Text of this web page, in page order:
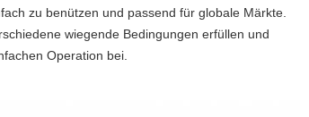
zu benützen und passend für globale Märkte.
wiegende Bedingungen erfüllen und
Operation bei.